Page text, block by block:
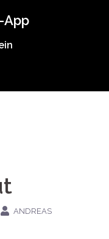
App
ANDREAS